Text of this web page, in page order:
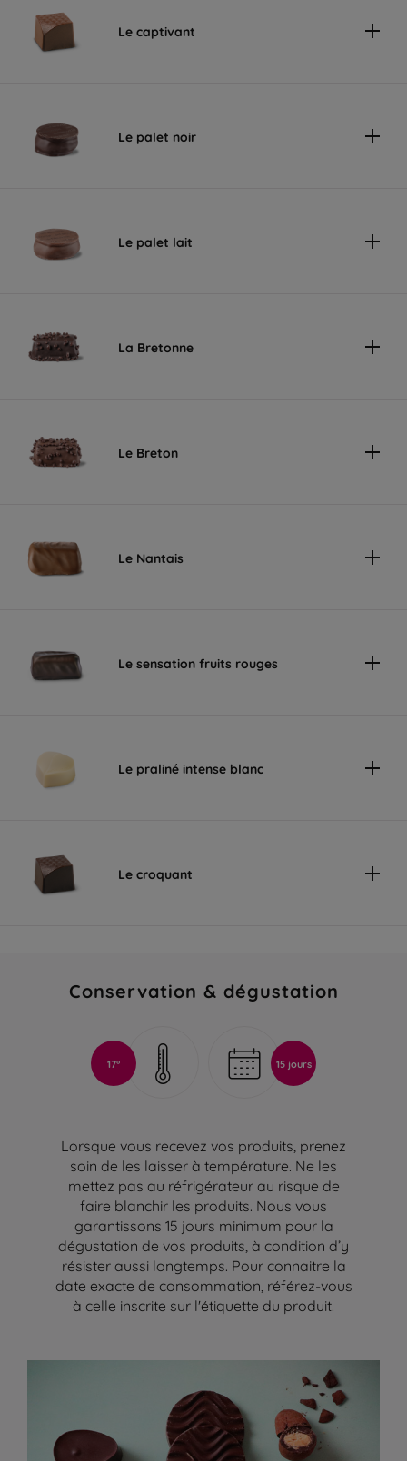
Le captivant
Le palet noir
Le palet lait
La Bretonne
Le Breton
Le Nantais
Le sensation fruits rouges
Le praliné intense blanc
Le croquant
Conservation & dégustation
17° 15 jours
Lorsque vous recevez vos produits, prenez
soin de les laisser à température. Ne les
mettez pas au réfrigérateur au risque de
faire blanchir les produits. Nous vous
garantissons 15 jours minimum pour la
dégustation de vos produits, à condition d’y
résister aussi longtemps. Pour connaitre la
date exacte de consommation, référez-vous
à celle inscrite sur l'étiquette du produit.